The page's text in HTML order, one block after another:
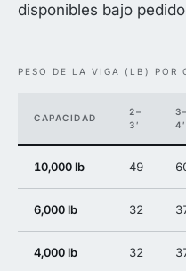
disponibles bajo
PESO DE LA VIGA (LB) POR
CAPACIDAD
2–
3′
3–
4′
10,000 lb 49
6,000 lb 32
4,000 lb 32